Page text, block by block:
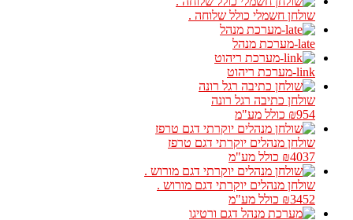
שולחן חשמלי כולל שלוחה .
late-מערכת מנהל
link-מערכת ריהוט
שולחן כתיבה רגל רונה
₪954 כולל מע"מ
שולחן מנהלים יוקרתי דגם טרפז
₪4037 כולל מע"מ
שולחן מנהלים יוקרתי דגם מורוש .
₪3452 כולל מע"מ